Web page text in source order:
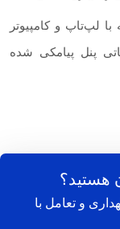
لپ‌تاپ و کامپیوتر
پنل پیامکی شده
هستید؟
و تعامل با